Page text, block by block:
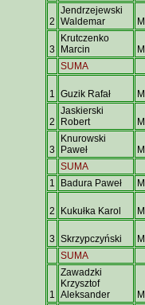
2
Jendrzejewski
Waldemar
M
3
Krutczenko
Marcin
M
SUMA
1 Guzik Rafał M
2
Jaskierski
Robert
M
3
Knurowski
Paweł
M
SUMA
1
Badura Paweł M
2 Kukułka Karol M
3 Skrzypczyński M
SUMA
1
Zawadzki
Krzysztof
Aleksander
M